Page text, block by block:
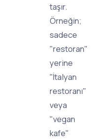
taşır.
Örneğin;
sadece
"restoran"
yerine
"İtalyan
restoranı"
veya
"vegan
kafe"